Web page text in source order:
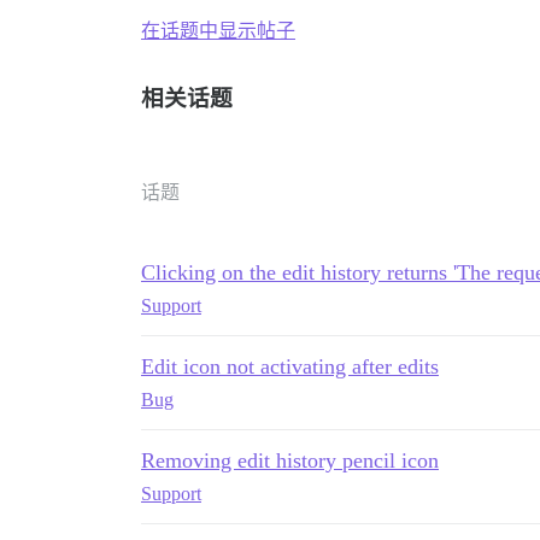
在话题中显示帖子
相关话题
话题
Clicking on the edit history returns 'The
Support
Edit icon not activating after edits
Bug
Removing edit history pencil icon
Support